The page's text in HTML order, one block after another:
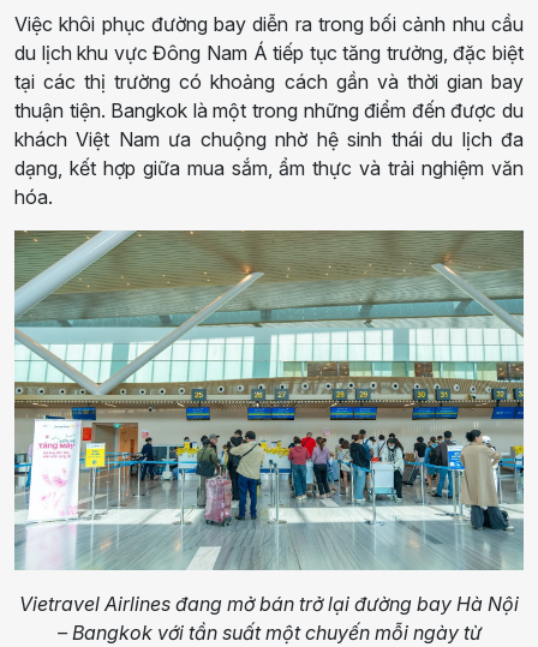
Việc khôi phục đường bay diễn ra trong bối cảnh nhu cầu
du lịch khu vực Đông Nam Á tiếp tục tăng trưởng, đặc biệt
tại các thị trường có khoảng cách gần và thời gian bay
thuận tiện. Bangkok là một trong những điểm đến được du
khách Việt Nam ưa chuộng nhờ hệ sinh thái du lịch đa
dạng, kết hợp giữa mua sắm, ẩm thực và trải nghiệm văn
hóa.
Vietravel Airlines đang mở bán trở lại đường bay Hà Nội
– Bangkok với tần suất một chuyến mỗi ngày từ